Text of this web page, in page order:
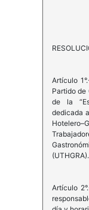
Artículo
Partido de
de la
dedicada
(UTHGRA).
Artículo